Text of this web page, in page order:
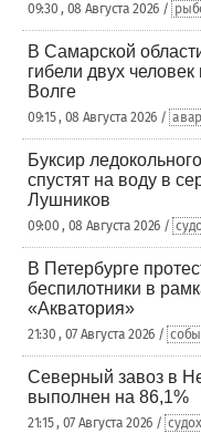
09:30 , 08 Августа 2026 /
В Самарской
гибели двух
Волге
09:15 , 08 Августа 2026 /
Буксир
спустят на воду в
Лушников
09:00 , 08 Августа 2026 /
В Петербурге
беспилотники в
«Акватория»
21:30 , 07 Августа 2026 /
Северный завоз в
выполнен на 86,1%
21:15 , 07 Августа 2026 /